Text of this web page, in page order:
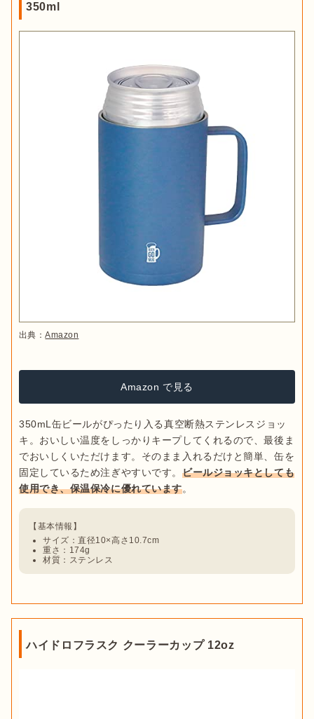
350ml
出典：Amazon
Amazon で見る
350mL缶ビールがぴったり入る真空断熱ステンレスジョッ
キ。おいしい温度をしっかりキープしてくれるので、最後ま
でおいしくいただけます。そのまま入れるだけと簡単、缶を
固定しているため注ぎやすいです。 ビールジョッキとしても
使用でき、保温保冷に優れています
サイズ：直径10×高さ10.7cm
重さ：174g
材質：ステンレス
ハイドロフラスク クーラーカップ 12oz